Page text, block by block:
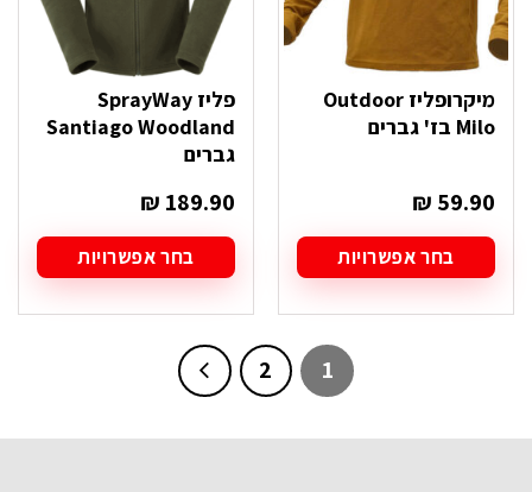
מיקרופליז Outdoor
Milo בז' גברים
₪ 59.90
בחר אפשרויות
זה
את
פליז SprayWay
Santiago Woodland
גברים
₪ 189.90
בחר אפשרויות
זה
מספר
סוגים.
ניתן
את
1
2